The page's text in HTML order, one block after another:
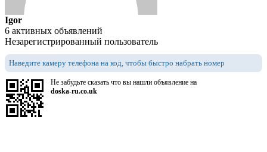
Igor
6 активных объявлений
Незарегистрированный пользователь
Наведите камеру телефона на код, чтобы быстро набрать номер
Не забудьте сказать что вы нашли объявление на
doska-ru.co.uk